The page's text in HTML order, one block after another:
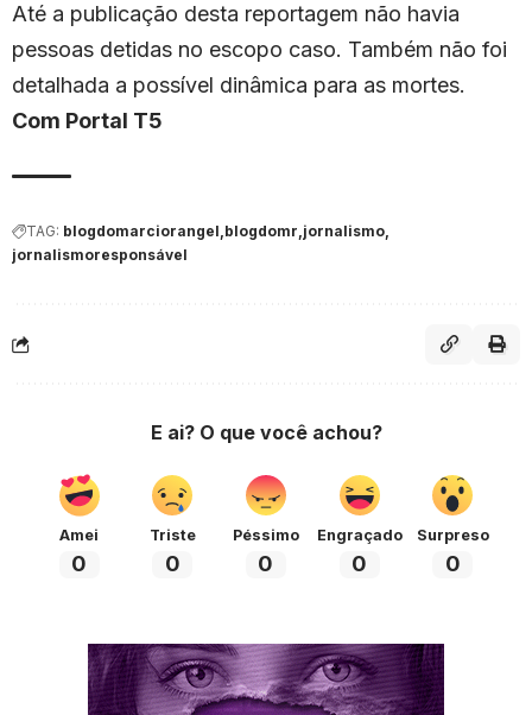
Até a publicação desta reportagem não havia
pessoas detidas no escopo caso. Também não foi
detalhada a possível dinâmica para as mortes.
Com Portal T5
TAG: blogdomarciorangel blogdomr jornalismo
jornalismoresponsável
E ai? O que você achou?
Amei
0
Triste
0
Péssimo
0
Engraçado
0
Surpreso
0